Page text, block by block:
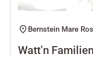
Bernstein Mare
Watt’n